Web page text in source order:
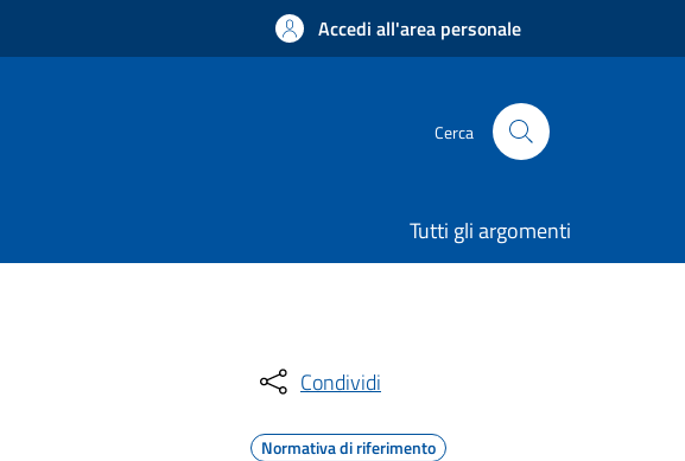
Accedi all'area personale
Cerca
Tutti gli argomenti
Condividi
Normativa di riferimento